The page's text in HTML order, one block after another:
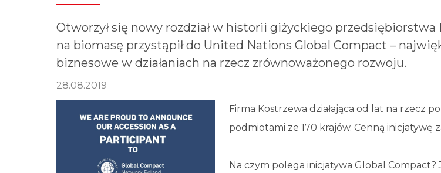
Otworzył się nowy rozdział w historii giżyckiego
na biomasę przystąpił do United Nations Global Compact –
biznesowe w działaniach na rzecz zrównoważonego rozwoju.
28.08.2019
Firma Kostrzewa działająca od lat na rzecz
podmiotami ze 170 krajów. Cenną
Na czym polega inicjatywa Global